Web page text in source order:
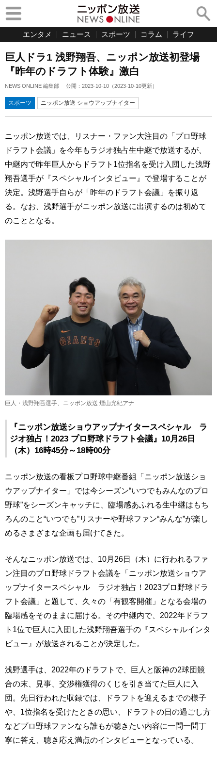
エンタメ ニュース スポーツ コラム ライフ
巨人ドラ1 浅野翔吾、ニッポン放送初登場
『昨年のドラフト体験』激白
NEWS ONLINE 編集部 公開： 2023-10-10 （2023-10-10更新）
スポーツ ニッポン放送 ショウアップナイター
ニッポン放送では、リスナー・ファン大注目の「プロ野球
ドラフト会議」を今年もラジオ独占生中継で放送するが、
中継内で昨年巨人からドラフト1位指名を受け入団した浅野
翔吾選手が『スペシャルインタビュー』で登場することが
決定。浅野選手自らが「昨年のドラフト会議」を振り返
る。なお、浅野選手がニッポン放送に出演するのは初めて
のこととなる。
巨人・浅野翔吾選手、ニッポン放送 煙山光紀アナ
『ニッポン放送ショウアップナイタースペシャル ラ
ジオ独占！2023 プロ野球ドラフト会議』10月26日
（木）16時45分～18時00分
ニッポン放送の看板プロ野球中継番組「ニッポン放送ショ
ウアップナイター」では今シーズン“いつでもみんなのプロ
野球”をシーズンキャッチに、臨場感あふれる生中継はもち
ろんのこと“いつでも”リスナーや野球ファン“みんな”が楽し
めるさまざまな企画も届けてきた。
そんなニッポン放送では、10月26日（木）に行われるファ
ン注目のプロ野球ドラフト会議を「ニッポン放送ショウア
ップナイタースペシャル ラジオ独占！2023プロ野球ドラ
フト会議」と題して、久々の「有観客開催」となる会場の
臨場感をそのままに届ける。その中継内で、2022年ドラフ
ト1位で巨人に入団した浅野翔吾選手の『スペシャルインタ
ビュー』が放送されることが決定した。
浅野選手は、2022年のドラフトで、巨人と阪神の2球団競
合の末、見事、交渉権獲得のくじを引き当てた巨人に入
団。先日行われた収録では、ドラフトを迎えるまでの様子
や、1位指名を受けたときの思い、ドラフトの日の過ごし方
などプロ野球ファンなら誰もが聴きたい内容に一問一問丁
寧に答え、聴き応え満点のインタビューとなっている。